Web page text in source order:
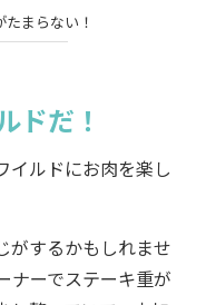
まらない！
ドだ！
イルドにお肉を楽し
がするかもしれませ
ナーでステーキ重が